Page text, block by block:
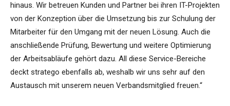
hinaus. Wir betreuen Kunden und Partner bei ihren IT-Projekten
von der Konzeption über die Umsetzung bis zur Schulung der
Mitarbeiter für den Umgang mit der neuen Lösung. Auch die
anschließende Prüfung, Bewertung und weitere Optimierung
der Arbeitsabläufe gehört dazu. All diese Service-Bereiche
deckt stratego ebenfalls ab, weshalb wir uns sehr auf den
Austausch mit unserem neuen Verbandsmitglied freuen.“